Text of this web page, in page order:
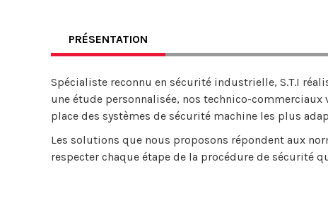
PRÉSENTATION
Spécialiste reconnu en sécurité industrielle, S.T.I
une étude personnalisée, nos technico-
place des systèmes de sécurité machine les plus
Les solutions que nous proposons répondent aux
respecter chaque étape de la procédure de sécurité